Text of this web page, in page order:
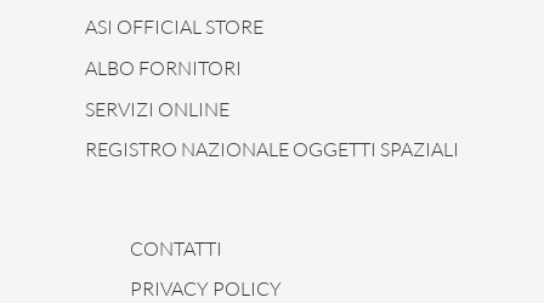
ASI OFFICIAL STORE
ALBO FORNITORI
SERVIZI ONLINE
REGISTRO NAZIONALE OGGETTI SPAZIALI
CONTATTI
PRIVACY POLICY